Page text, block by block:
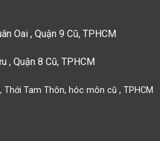
Oai , Quận 9 Cũ, TPHCM
, Quận 8 Cũ, TPHCM
Thới Tam Thôn, hóc môn cũ , TPHCM